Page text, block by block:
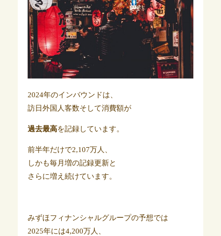
2024年のインバウンドは、
訪日外国人客数そして消費額が
過去最高を記録しています。
前半年だけで2,107万人、
しかも毎月増の記録更新と
さらに増え続けています。
みずほフィナンシャルグループの予想では
2025年には4,200万人、